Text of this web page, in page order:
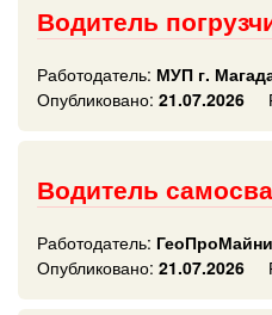
Водитель
Работодатель: МУП г.
Опубликовано: 21.07.2026
Водитель
Работодатель:
Опубликовано: 21.07.2026